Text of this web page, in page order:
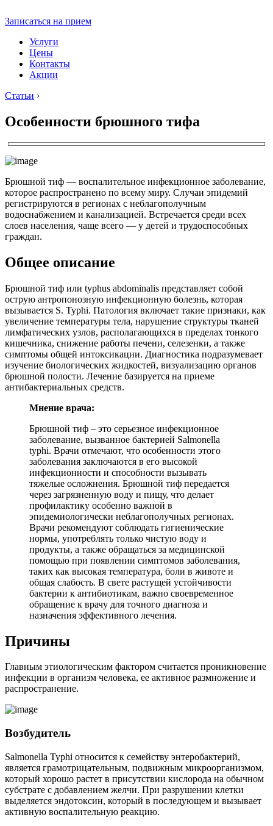
Записаться на прием
Услуги
Цены
Контакты
Акции
Статьи ›
Особенности брюшного тифа
Брюшной тиф — воспалительное инфекционное заболевание,
которое распространено по всему миру. Случаи эпидемий
регистрируются в регионах с неблагополучным
водоснабжением и канализацией. Встречается среди всех
слоев населения, чаще всего — у детей и трудоспособных
граждан.
Общее описание
Брюшной тиф или typhus abdominalis представляет собой
острую антропонозную инфекционную болезнь, которая
вызывается S. Typhi. Патология включает такие признаки, как
увеличение температуры тела, нарушение структуры тканей
лимфатических узлов, располагающихся в пределах тонкого
кишечника, снижение работы печени, селезенки, а также
симптомы общей интоксикации. Диагностика подразумевает
изучение биологических жидкостей, визуализацию органов
брюшной полости. Лечение базируется на приеме
антибактериальных средств.
Мнение врача:
Брюшной тиф – это серьезное инфекционное
заболевание, вызванное бактерией Salmonella
typhi. Врачи отмечают, что особенности этого
заболевания заключаются в его высокой
инфекционности и способности вызывать
тяжелые осложнения. Брюшной тиф передается
через загрязненную воду и пищу, что делает
профилактику особенно важной в
эпидемиологически неблагополучных регионах.
Врачи рекомендуют соблюдать гигиенические
нормы, употреблять только чистую воду и
продукты, а также обращаться за медицинской
помощью при появлении симптомов заболевания,
таких как высокая температура, боли в животе и
общая слабость. В свете растущей устойчивости
бактерии к антибиотикам, важно своевременное
обращение к врачу для точного диагноза и
назначения эффективного лечения.
Причины
Главным этиологическим фактором считается проникновение
инфекции в организм человека, ее активное размножение и
распространение.
Возбудитель
Salmonella Typhi относится к семейству энтеробактерий,
является грамотрицательным, подвижным микроорганизмом,
который хорошо растет в присутствии кислорода на обычном
субстрате с добавлением желчи. При разрушении клетки
выделяется эндотоксин, который в последующем и вызывает
активную воспалительную реакцию.